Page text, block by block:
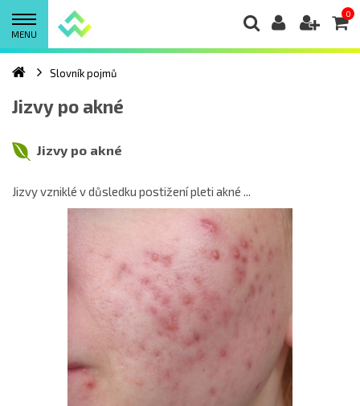
MENU
0
Slovník pojmů
Jizvy po akné
Jizvy po akné
Jizvy vzniklé v důsledku postižení pleti akné ...